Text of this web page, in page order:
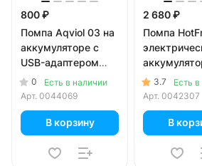
800 ₽
Помпа Aqviol 03 на
аккумуляторе с
USB-адаптером
для 19л бутылей,
белая
0
Есть в наличии
Арт. 0044069
В корзину
2 680 ₽
Помпа
USB для 5-
бутылей,
3.7
Есть
Арт. 0042307
В